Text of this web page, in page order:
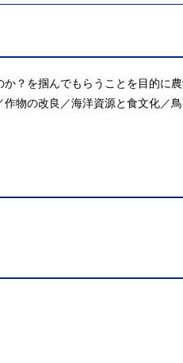
？を掴んでもらうことを目的に
物の改良／海洋資源と食文化／